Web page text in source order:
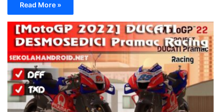
Read More »